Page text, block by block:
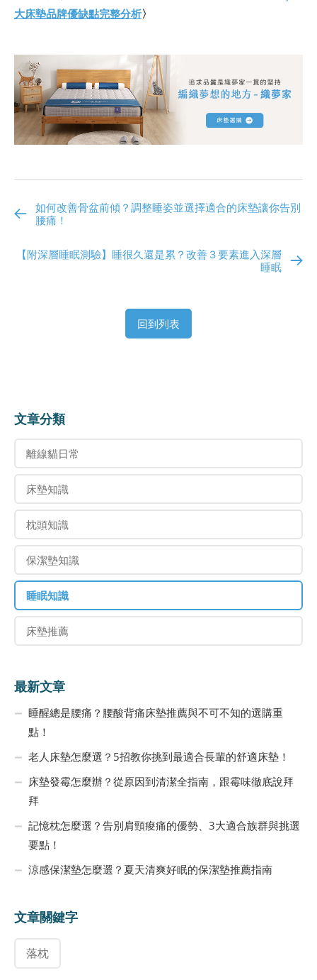
大床墊品牌優缺點完整分析〉
如何改善骨盆前傾？調整睡姿並選擇適合的床墊讓你告別
腰痛！
【附深層睡眠測驗】睡很久還是累？改善３要素進入深層
睡眠
回到列表
文章分類
離線貓日常
床墊知識
枕頭知識
保潔墊知識
睡眠知識
床墊推薦
最新文章
睡醒總是腰痛？腰酸背痛床墊推薦與不可不知的選購重
點！
老人床墊怎麼選？5招教你挑到最適合長輩的舒適床墊！
床墊發霉怎麼辦？從原因到清潔全指南，跟霉味徹底說拜
拜
記憶枕怎麼選？告別肩頸痠痛的優勢、3大適合族群與挑選
要點！
涼感保潔墊怎麼選？夏天清爽好眠的保潔墊推薦指南
文章關鍵字
落枕